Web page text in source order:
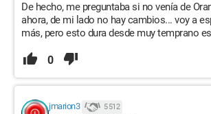
De hecho, me preguntaba si no venía de
ahora, de mi lado no hay cambios... voy a
más, pero esto dura desde muy temprano
0
jmarion3 5 512